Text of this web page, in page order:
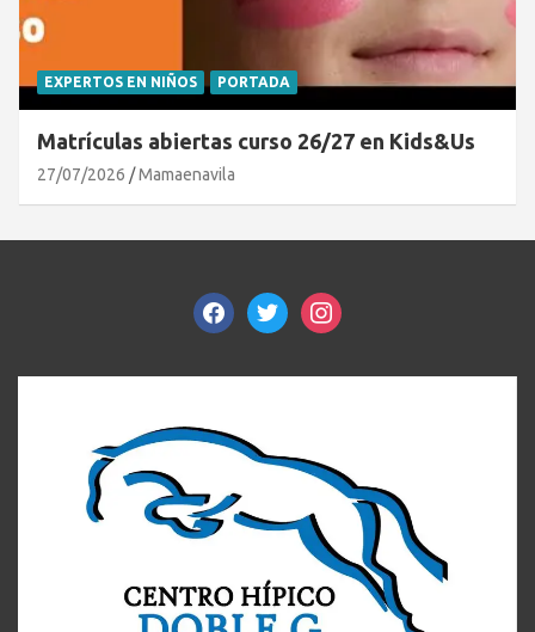
EXPERTOS EN NIÑOS PORTADA
Matrículas abiertas curso 26/27 en Kids&Us
27/07/2026 Mamaenavila
facebooktwitterinstagram